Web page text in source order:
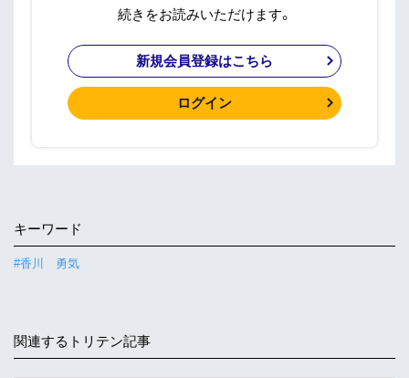
続きをお読みいただけます。
新規会員登録はこちら
ログイン
キーワード
#香川 勇気
関連するトリテン記事